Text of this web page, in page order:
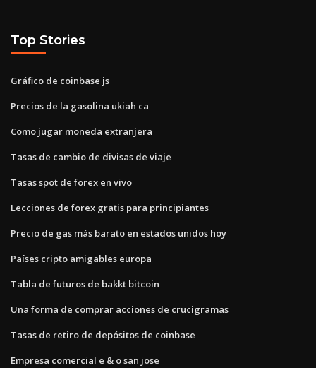
Top Stories
Gráfico de coinbase js
Precios de la gasolina ukiah ca
Como jugar moneda extranjera
Tasas de cambio de divisas de viaje
Tasas spot de forex en vivo
Lecciones de forex gratis para principiantes
Precio de gas más barato en estados unidos hoy
Países cripto amigables europa
Tabla de futuros de bakkt bitcoin
Una forma de comprar acciones de crucigramas
Tasas de retiro de depósitos de coinbase
Empresa comercial e & o san jose